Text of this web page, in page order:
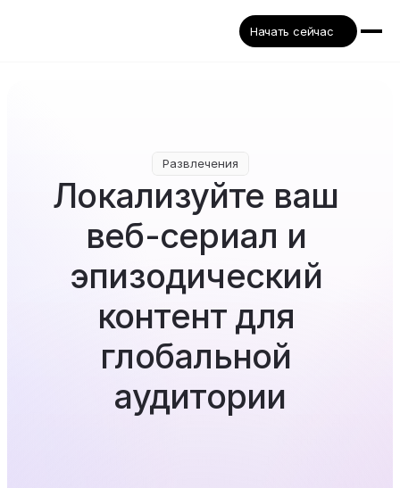
Начать сейчас
Развлечения
Локализуйте ваш
веб-сериал и
эпизодический
контент для
глобальной
аудитории
Переведите и озвучьте каждый эпизод на